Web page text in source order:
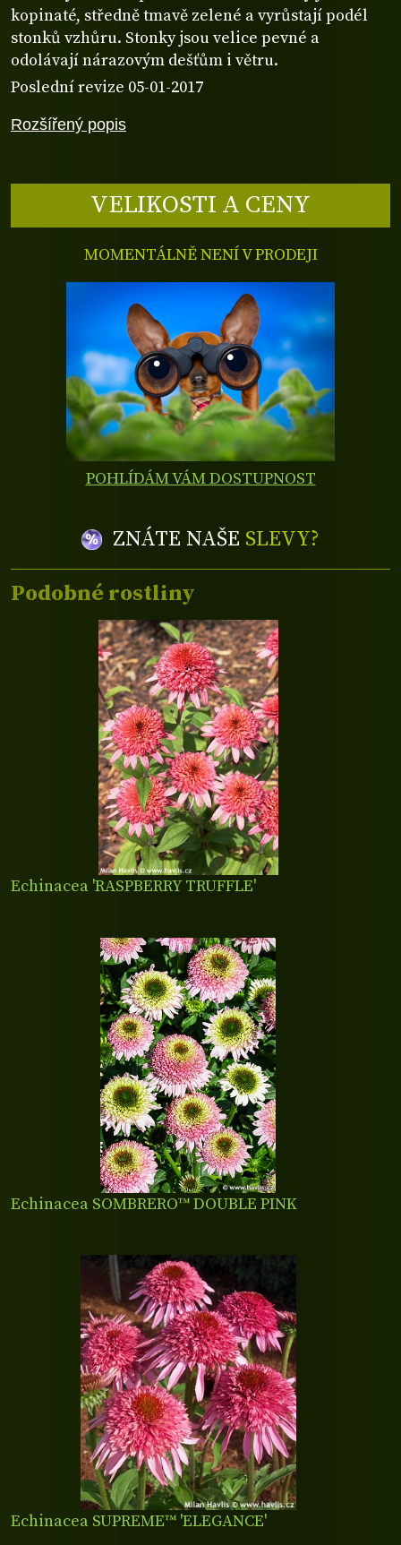
Rozšířený popis
kopinaté, středně tmavě zelené a vyrůstají podél
stonků vzhůru. Stonky jsou velice pevné a
odolávají nárazovým dešťům i větru.
Poslední revize 05-01-2017
VELIKOSTI A CENY
MOMENTÁLNĚ NENÍ V PRODEJI
POHLÍDÁM VÁM DOSTUPNOST
ZNÁTE NAŠE SLEVY?
Podobné rostliny
Echinacea 'RASPBERRY TRUFFLE'
Echinacea SOMBRERO™ DOUBLE PINK
Echinacea SUPREME™ 'ELEGANCE'